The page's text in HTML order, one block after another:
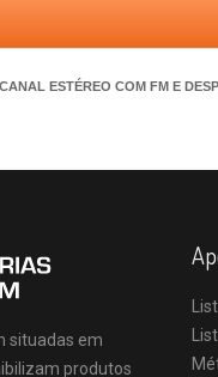
ESTÉREO COM FM E
situadas em
produtos